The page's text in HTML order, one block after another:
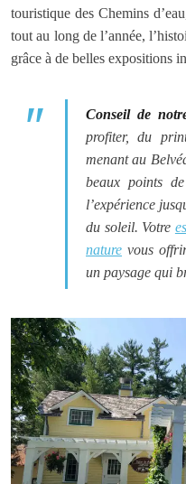
touristique des Chemins
tout au long de l’année,
grâce à de belles expositions
Conseil de
profiter, du
menant au
beaux points
l’expérience
du soleil. Votre
nature vous
un paysage qui